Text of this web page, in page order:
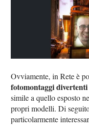
Ovviamente, in Rete è
fotomontaggi
simile a quello esposto
propri modelli. Di
particolarmente